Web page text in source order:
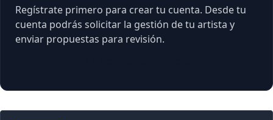
Regístrate primero para crear tu cuenta. Desde tu
cuenta podrás solicitar la gestión de tu artista y
enviar propuestas para revisión.